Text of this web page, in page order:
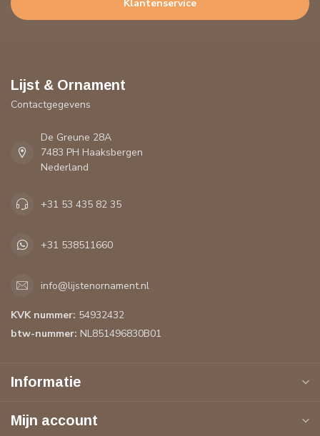
Klantenservice
Lijst & Ornament
Contactgegevens
De Greune 28A
7483 PH Haaksbergen
Nederland
+31 53 435 82 35
+31 538511660
info@lijstenornament.nl
KVK nummer: 54932432
btw-nummer: NL851496830B01
Informatie
Mijn account